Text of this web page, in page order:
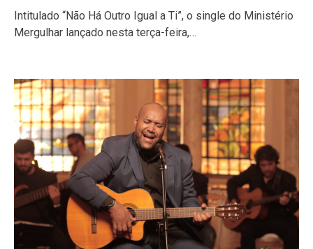
Intitulado “Não Há Outro Igual a Ti”, o single do Ministério
Mergulhar lançado nesta terça-feira,…